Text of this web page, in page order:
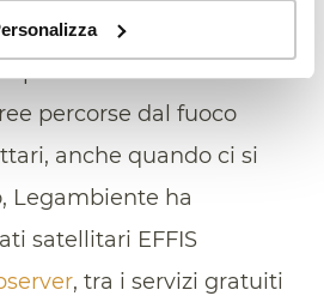
possibilità di
percorse dal fuoco
anche quando ci si
Legambiente ha
satellitari EFFIS
, tra i servizi gratuiti